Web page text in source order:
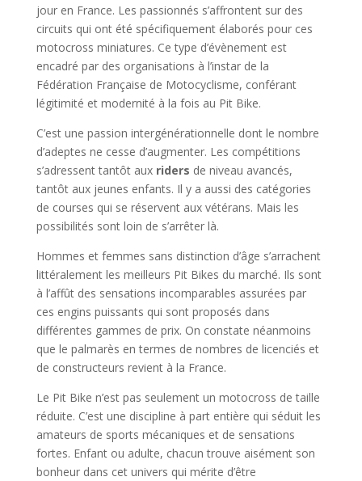
jour en France. Les passionnés s’affrontent sur des
circuits qui ont été spécifiquement élaborés pour ces
motocross miniatures. Ce type d’évènement est
encadré par des organisations à l’instar de la
Fédération Française de Motocyclisme, conférant
légitimité et modernité à la fois au Pit Bike.
C’est une passion intergénérationnelle dont le nombre
d’adeptes ne cesse d’augmenter. Les compétitions
s’adressent tantôt aux riders de niveau avancés,
tantôt aux jeunes enfants. Il y a aussi des catégories
de courses qui se réservent aux vétérans. Mais les
possibilités sont loin de s’arrêter là.
Hommes et femmes sans distinction d’âge s’arrachent
littéralement les meilleurs Pit Bikes du marché. Ils sont
à l’affût des sensations incomparables assurées par
ces engins puissants qui sont proposés dans
différentes gammes de prix. On constate néanmoins
que le palmarès en termes de nombres de licenciés et
de constructeurs revient à la France.
Le Pit Bike n’est pas seulement un motocross de taille
réduite. C’est une discipline à part entière qui séduit les
amateurs de sports mécaniques et de sensations
fortes. Enfant ou adulte, chacun trouve aisément son
bonheur dans cet univers qui mérite d’être